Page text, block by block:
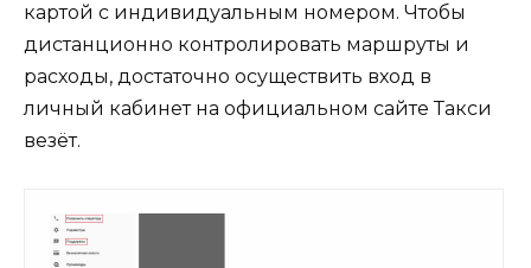
картой с индивидуальным номером. Чтобы
дистанционно контролировать маршруты и
расходы, достаточно осуществить вход в
личный кабинет на официальном сайте Такси
везёт.